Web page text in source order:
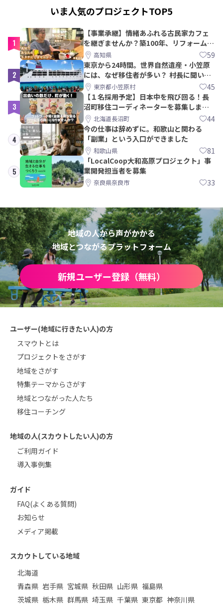
いま人気のプロジェクトTOP5
1
【事業承継】情緒あふれる古民家カフェ
を継ぎませんか？築100年、リフォームか
ら約10年！
高知県 59
2
東京から24時間。世界自然遺産・小笠原
には、なぜ移住者が多い？ 村長に聞いて
みた東京都小笠原村 45
3
【１名採用予定】日本中を飛び回る！長
沼町移住コーディネーターを募集しま
す！北海道長沼町 44
4
今の仕事は辞めずに。和歌山と関わる
「副業」という入口ができました
和歌山県 81
5
「LocalCoop大和高原プロジェクト」事
業開発担当者を募集
奈良県奈良市 33
地域の人から声がかかる
地域とつながるプラットフォーム
新規ユーザー登録（無料）
ユーザー(地域に行きたい人)の方
スマウトとは
プロジェクトをさがす
地域をさがす
特集テーマからさがす
地域とつながった人たち
移住コーチング
地域の人(スカウトしたい人)の方
ご利用ガイド
導入事例集
ガイド
FAQ(よくある質問)
お知らせ
メディア掲載
スカウトしている地域
北海道
青森県 岩手県 宮城県 秋田県 山形県 福島県
茨城県 栃木県 群馬県 埼玉県 千葉県 東京都 神奈川県